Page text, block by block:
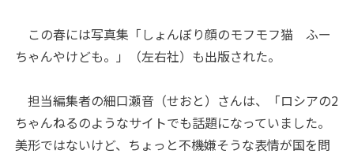
この春には写真集「しょんぼり顔のモフモフ猫 ふー
ちゃんやけども。」（左右社）も出版された。
担当編集者の細口瀬音（せおと）さんは、「ロシアの2
ちゃんねるのようなサイトでも話題になっていました。
美形ではないけど、ちょっと不機嫌そうな表情が国を問